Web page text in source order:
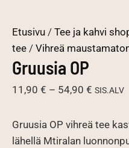
Etusivu / Tee ja kahvi
tee / Vihreä
Gruusia OP
11,90 € – 54,90 €
-
54,90 €
SIS.ALV
Gruusia OP vihreä tee
lähellä Mtiralan